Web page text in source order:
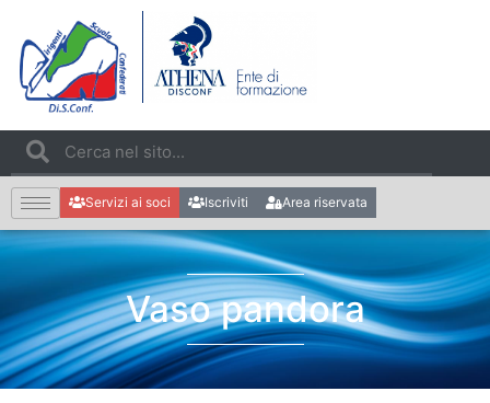
Servizi ai soci Iscriviti Area riservata
Vaso pandora